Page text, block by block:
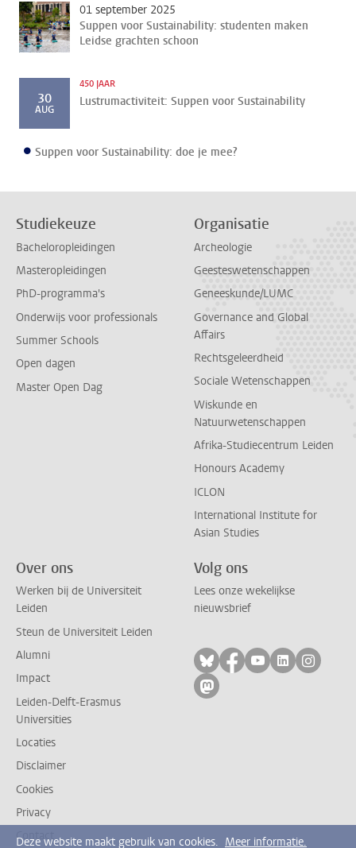
01 september 2025
Suppen voor Sustainability: studenten maken
Leidse grachten schoon
30
AUG
450 JAAR
Lustrumactiviteit: Suppen voor Sustainability
Suppen voor Sustainability: doe je mee?
Studiekeuze
Bacheloropleidingen
Masteropleidingen
PhD-programma's
Onderwijs voor professionals
Summer Schools
Open dagen
Master Open Dag
Organisatie
Archeologie
Geesteswetenschappen
Geneeskunde/LUMC
Governance and Global
Affairs
Rechtsgeleerdheid
Sociale Wetenschappen
Wiskunde en
Natuurwetenschappen
Afrika-Studiecentrum Leiden
Honours Academy
ICLON
International Institute for
Asian Studies
Over ons
Werken bij de Universiteit
Leiden
Steun de Universiteit Leiden
Alumni
Impact
Leiden-Delft-Erasmus
Universities
Locaties
Disclaimer
Cookies
Privacy
Contact
Volg ons
Lees onze wekelijkse
nieuwsbrief
Volg ons op bluesky
Volg ons op
Volg ons op
Volg ons
Volg
Volg ons op mastodon
Deze website maakt gebruik van cookies. Meer informatie.